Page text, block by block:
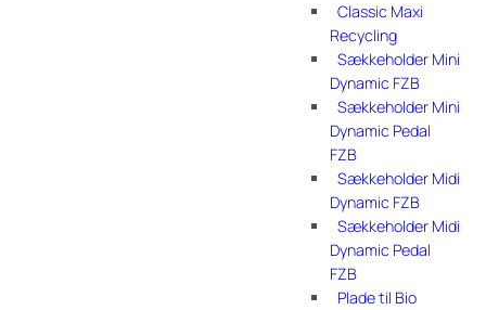
Classic Maxi
Recycling
Sækkeholder Mini
Dynamic FZB
Sækkeholder Mini
Dynamic Pedal
FZB
Sækkeholder Midi
Dynamic FZB
Sækkeholder Midi
Dynamic Pedal
FZB
Plade til Bio